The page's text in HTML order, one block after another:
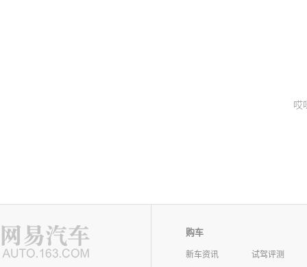
哎
购车
新车资讯
试驾评测